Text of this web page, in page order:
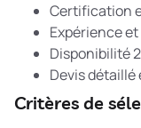
Certification
Expérience
Disponibilité
Devis
Critères de